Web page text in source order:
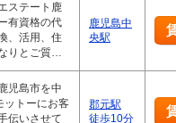
ステート鹿
有資格の代
、活用、住
りとご質…
鹿児島中
央駅
児島市を中
ットーにお客
伝いさせて
郡元駅
徒歩10分